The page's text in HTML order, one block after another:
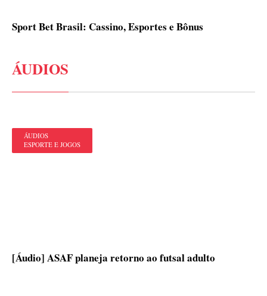
Sport Bet Brasil: Cassino, Esportes e Bônus
ÁUDIOS
ÁUDIOS
ESPORTE E JOGOS
[Áudio] ASAF planeja retorno ao futsal adulto